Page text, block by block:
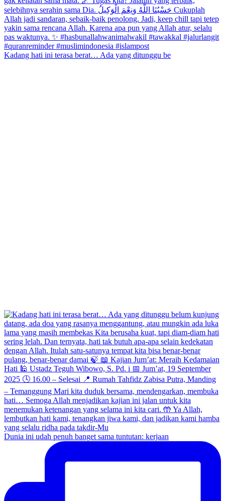
Kadang hati ini terasa berat… Ada yang ditunggu be
Dunia ini udah penuh banget sama tuntutan: kerjaan